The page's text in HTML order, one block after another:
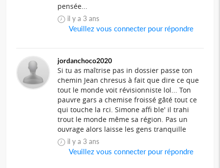
pensée...
il y a 3 ans
Veuillez vous connecter pour répondre
jordanchoco2020
Si tu as maîtrise pas in dossier passe ton
chemin Jean chresus à fait que dire ce que
tout le monde voit révisionniste lol... Ton
pauvre gars a chemise froissé gâté tout ce
qui touche la rci. Simone affi ble' il trahi
trout le monde même sa région. Pas un
ouvrage alors laisse les gens tranquille
il y a 3 ans
Veuillez vous connecter pour répondre